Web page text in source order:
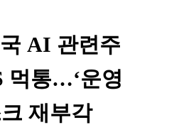
AI 관련주
먹통…‘운영
재부각